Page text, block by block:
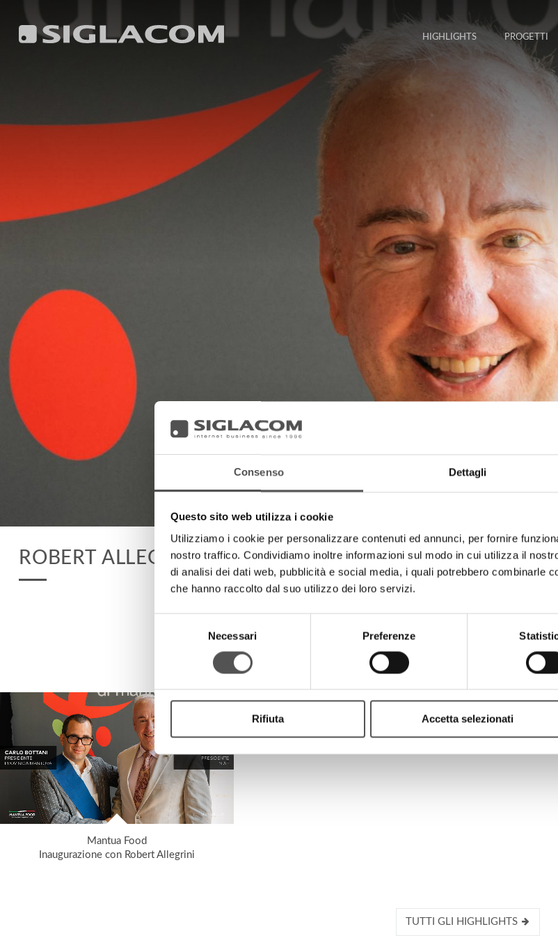
Consenso Dettagli
Questo sito web utilizza i cookie
Utilizziamo i cookie per personalizzare contenuti ed annunci, per fornire
nostro traffico. Condividiamo inoltre informazioni sul modo in cui utilizza il
di analisi dei dati web, pubblicità e social media, i quali potrebbero combinarle
che hanno raccolto dal suo utilizzo dei loro servizi.
Necessari Preferenze
Rifiuta Accetta selezionati
HIGHLIGHTS PROGETTI
ROBERT ALLEGRINI
HIGHLIGHTS
Mantua Food
Inaugurazione con Robert Allegrini
TUTTI GLI HIGHLIGHTS